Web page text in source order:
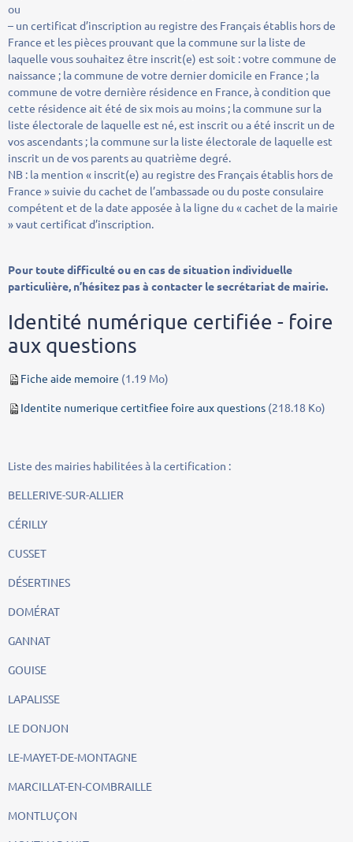
ou
– un certificat d’inscription au registre des Français établis hors de
France et les pièces prouvant que la commune sur la liste de
laquelle vous souhaitez être inscrit(e) est soit : votre commune de
naissance ; la commune de votre dernier domicile en France ; la
commune de votre dernière résidence en France, à condition que
cette résidence ait été de six mois au moins ; la commune sur la
liste électorale de laquelle est né, est inscrit ou a été inscrit un de
vos ascendants ; la commune sur la liste électorale de laquelle est
inscrit un de vos parents au quatrième degré.
NB : la mention « inscrit(e) au registre des Français établis hors de
France » suivie du cachet de l’ambassade ou du poste consulaire
compétent et de la date apposée à la ligne du « cachet de la mairie
» vaut certificat d’inscription.
Pour toute difficulté ou en cas de situation individuelle
particulière, n’hésitez pas à contacter le secrétariat de mairie.
Identité numérique certifiée - foire
aux questions
Fiche aide memoire (1.19 Mo)
Identite numerique certitfiee foire aux questions (218.18 Ko)
Liste des mairies habilitées à la certification :
BELLERIVE-SUR-ALLIER
CÉRILLY
CUSSET
DÉSERTINES
DOMÉRAT
GANNAT
GOUISE
LAPALISSE
LE DONJON
LE-MAYET-DE-MONTAGNE
MARCILLAT-EN-COMBRAILLE
MONTLUÇON